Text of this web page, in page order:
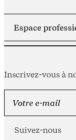
Inscrivez-vous à
Suivez-nous